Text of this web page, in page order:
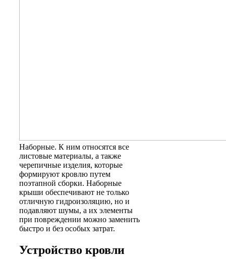
Наборные. К ним относятся все
листовые материалы, а также
черепичные изделия, которые
формируют кровлю путем
поэтапной сборки. Наборные
крыши обеспечивают не только
отличную гидроизоляцию, но и
подавляют шумы, а их элементы
при повреждении можно заменить
быстро и без особых затрат.
Устройство кровли